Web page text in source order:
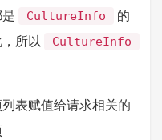
CultureInfo
的
所以
CultureInfo
表赋值给请求相关的